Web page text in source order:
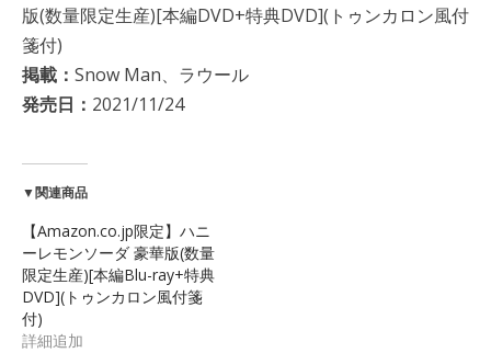
版(数量限定生産)[本編DVD+特典DVD](トゥンカロン風付
箋付)
掲載： Snow Man、ラウール
発売日： 2021/11/24
▼関連商品
【Amazon.co.jp限定】ハニ
ーレモンソーダ 豪華版(数量
限定生産)[本編Blu-ray+特典
DVD](トゥンカロン風付箋
付)
詳細追加